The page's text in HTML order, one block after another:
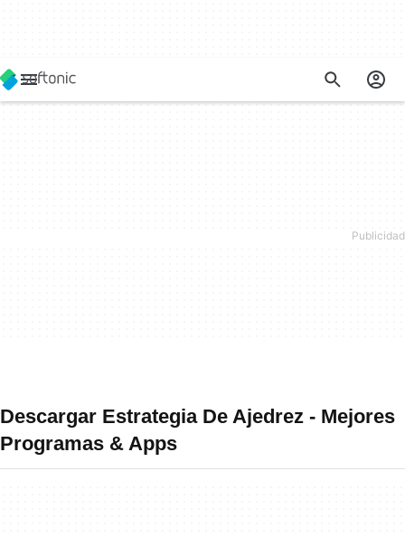
Descargar Estrategia De Ajedrez - Mejores
Programas & Apps